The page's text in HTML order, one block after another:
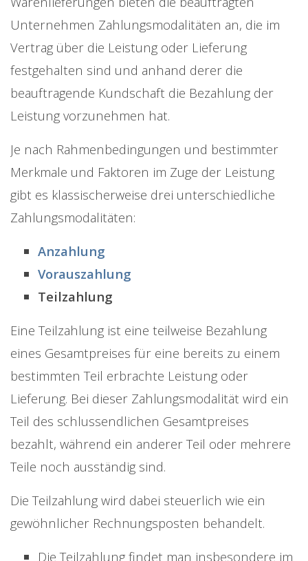
Unternehmen Zahlungsmodalitäten an, die im
Vertrag über die Leistung oder Lieferung
festgehalten sind und anhand derer die
beauftragende Kundschaft die Bezahlung der
Leistung vorzunehmen hat.
Je nach Rahmenbedingungen und bestimmter
Merkmale und Faktoren im Zuge der Leistung
gibt es klassischerweise drei unterschiedliche
Zahlungsmodalitäten:
Anzahlung
Vorauszahlung
Teilzahlung
Eine Teilzahlung ist eine teilweise Bezahlung
eines Gesamtpreises für eine bereits zu einem
bestimmten Teil erbrachte Leistung oder
Lieferung. Bei dieser Zahlungsmodalität wird ein
Teil des schlussendlichen Gesamtpreises
bezahlt, während ein anderer Teil oder mehrere
Teile noch ausständig sind.
Die Teilzahlung wird dabei steuerlich wie ein
gewöhnlicher Rechnungsposten behandelt.
Die Teilzahlung findet man insbesondere im